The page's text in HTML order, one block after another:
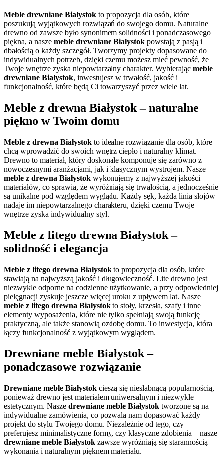
Meble drewniane Białystok to propozycja dla osób, które
poszukują wyjątkowych rozwiązań do swojego domu. Naturalne
drewno od zawsze było synonimem solidności i ponadczasowego
piękna, a nasze meble drewniane Białystok powstają z pasją i
dbałością o każdy szczegół. Tworzymy projekty dopasowane do
indywidualnych potrzeb, dzięki czemu możesz mieć pewność, że
Twoje wnętrze zyska niepowtarzalny charakter. Wybierając meble
drewniane Białystok, inwestujesz w trwałość, jakość i
funkcjonalność, które będą Ci towarzyszyć przez wiele lat.
Meble z drewna Białystok – naturalne
piękno w Twoim domu
Meble z drewna Białystok to idealne rozwiązanie dla osób, które
chcą wprowadzić do swoich wnętrz ciepło i naturalny klimat.
Drewno to materiał, który doskonale komponuje się zarówno z
nowoczesnymi aranżacjami, jak i klasycznym wystrojem. Nasze
meble z drewna Białystok wykonujemy z najwyższej jakości
materiałów, co sprawia, że wyróżniają się trwałością, a jednocześnie
są unikalne pod względem wyglądu. Każdy sęk, każda linia słojów
nadaje im niepowtarzalnego charakteru, dzięki czemu Twoje
wnętrze zyska indywidualny styl.
Meble z litego drewna Białystok –
solidność i elegancja
Meble z litego drewna Białystok to propozycja dla osób, które
stawiają na najwyższą jakość i długowieczność. Lite drewno jest
niezwykle odporne na codzienne użytkowanie, a przy odpowiedniej
pielęgnacji zyskuje jeszcze więcej uroku z upływem lat. Nasze
meble z litego drewna Białystok to stoły, krzesła, szafy i inne
elementy wyposażenia, które nie tylko spełniają swoją funkcję
praktyczną, ale także stanowią ozdobę domu. To inwestycja, która
łączy funkcjonalność z wyjątkowym wyglądem.
Drewniane meble Białystok –
ponadczasowe rozwiązanie
Drewniane meble Białystok cieszą się niesłabnącą popularnością,
ponieważ drewno jest materiałem uniwersalnym i niezwykle
estetycznym. Nasze drewniane meble Białystok tworzone są na
indywidualne zamówienia, co pozwala nam dopasować każdy
projekt do stylu Twojego domu. Niezależnie od tego, czy
preferujesz minimalistyczne formy, czy klasyczne zdobienia – nasze
drewniane meble Białystok zawsze wyróżniają się starannością
wykonania i naturalnym pięknem materiału.